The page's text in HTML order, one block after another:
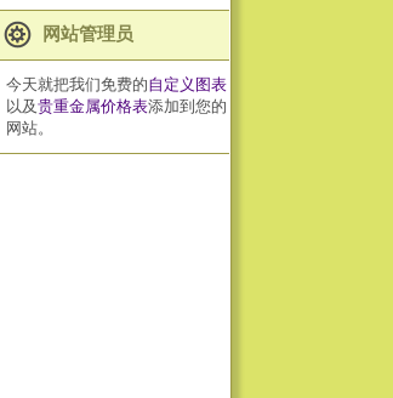
网站管理员
今天就把我们免费的自定义图表
以及贵重金属价格表添加到您的
网站。